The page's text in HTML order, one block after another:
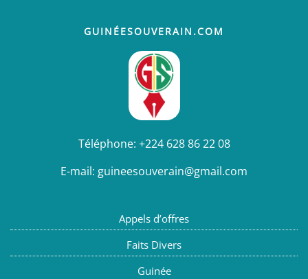
GUINÉESOUVERAIN.COM
Téléphone: +224 628 86 22 08
E-mail: guineesouverain@gmail.com
Appels d’offres
Faits Divers
Guinée